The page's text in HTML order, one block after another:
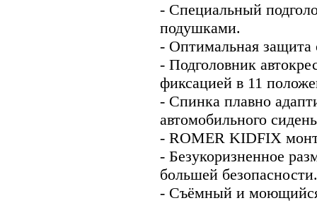
- Специальный
подушками.
- Оптимальная защита
- Подголовник
фиксацией в 11
- Спинка плавно
автомобильного
- ROMER KIDFIX
- Безукоризненное
большей безопасности.
- Съёмный и моющийся